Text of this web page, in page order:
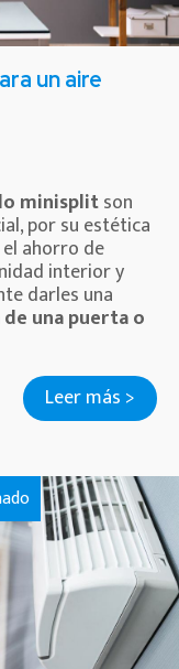
un aire
minisplitson
por su estética
ahorro de
interior y
darles una
una puerta o
Leer más >